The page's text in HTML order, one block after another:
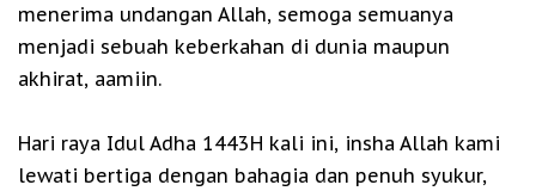
menerima undangan Allah, semoga semuanya
menjadi sebuah keberkahan di dunia maupun
akhirat, aamiin.
Hari raya Idul Adha 1443H kali ini, insha Allah kami
lewati bertiga dengan bahagia dan penuh syukur,